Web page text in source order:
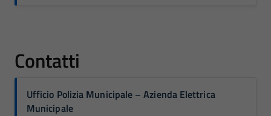
Contatti
Ufficio Polizia Municipale – Azienda Elettrica
Municipale